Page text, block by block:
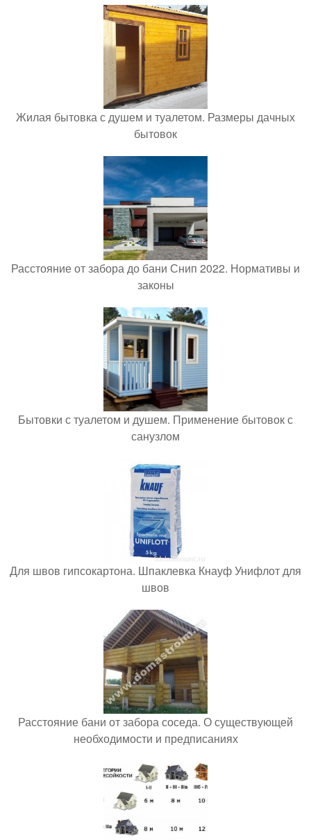
Жилая бытовка с душем и туалетом. Размеры дачных
бытовок
Расстояние от забора до бани Снип 2022. Нормативы и
законы
Бытовки с туалетом и душем. Применение бытовок с
санузлом
Для швов гипсокартона. Шпаклевка Кнауф Унифлот для
швов
Расстояние бани от забора соседа. О существующей
необходимости и предписаниях